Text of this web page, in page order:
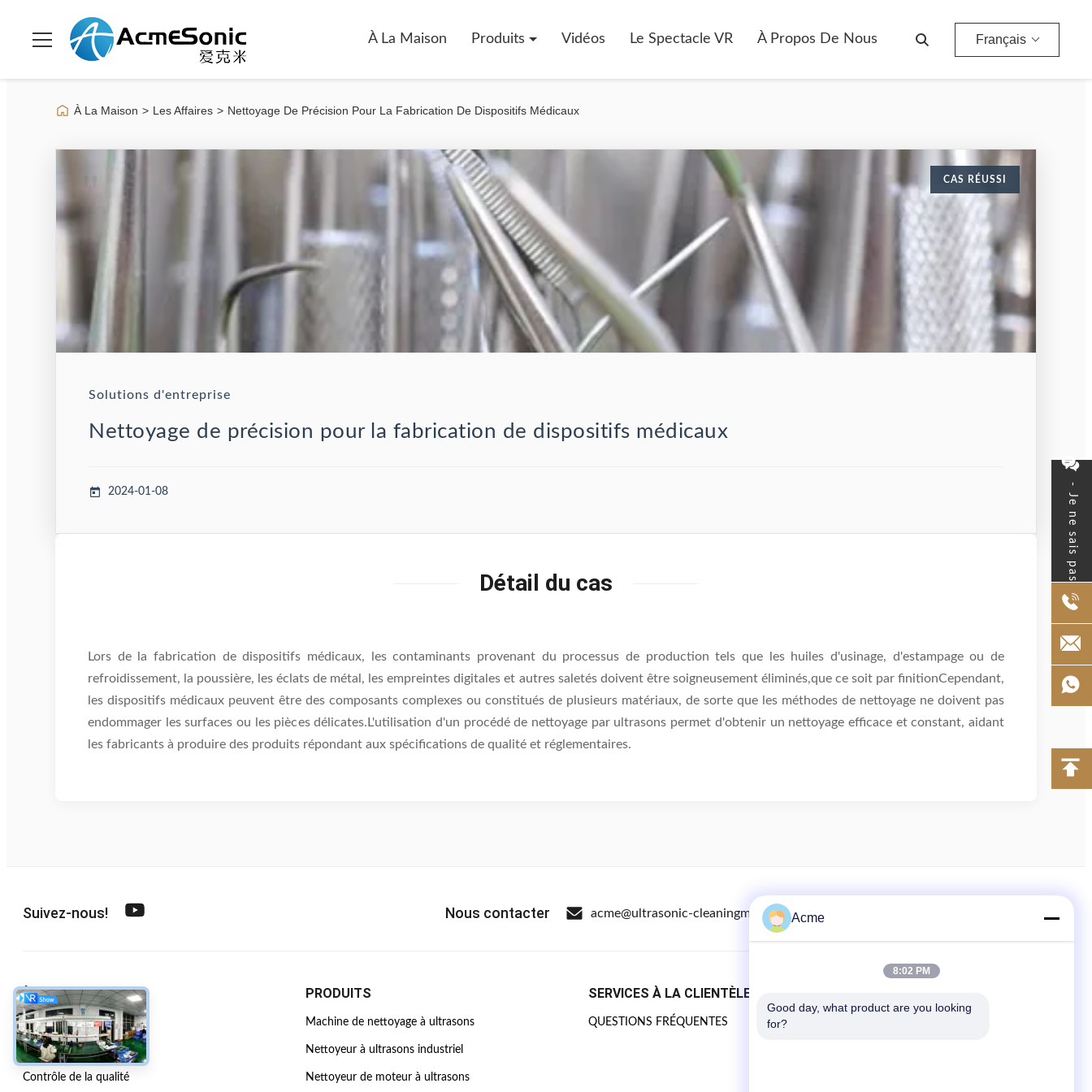
- Je ne sais pas.
À La Maison Produits Vidéos Le Spectacle VR À Propos De Nous Français
À La Maison > Les Affaires > Nettoyage De Précision Pour La Fabrication De Dispositifs Médicaux
CAS RÉUSSI
Solutions d'entreprise
"
Nettoyage de précision pour la fabrication de dispositifs médicaux
2024-01-08
Détail du cas
Lors de la fabrication de dispositifs médicaux, les contaminants provenant du processus de production tels que les huiles d'usinage, d'estampage ou de
refroidissement, la poussière, les éclats de métal, les empreintes digitales et autres saletés doivent être soigneusement éliminés,que ce soit par finitionCependant,
les dispositifs médicaux peuvent être des composants complexes ou constitués de plusieurs matériaux, de sorte que les méthodes de nettoyage ne doivent pas
endommager les surfaces ou les pièces délicates.L'utilisation d'un procédé de nettoyage par ultrasons permet d'obtenir un nettoyage efficace et constant, aidant
les fabricants à produire des produits répondant aux spécifications de qualité et réglementaires.
Suivez-nous! Nous contacter acme@ultrasonic-cleaningmachine.com
À PROPOS DE NOUS
Profil D'entreprise
Visite de l'usine
Contrôle de la qualité
PRODUITS
Machine de nettoyage à ultrasons
Nettoyeur à ultrasons industriel
Nettoyeur de moteur à ultrasons
SERVICES À LA CLIENTÈLE
QUESTIONS FRÉQUENTES
Acme
8:02 PM
Good day, what product are you looking
for?